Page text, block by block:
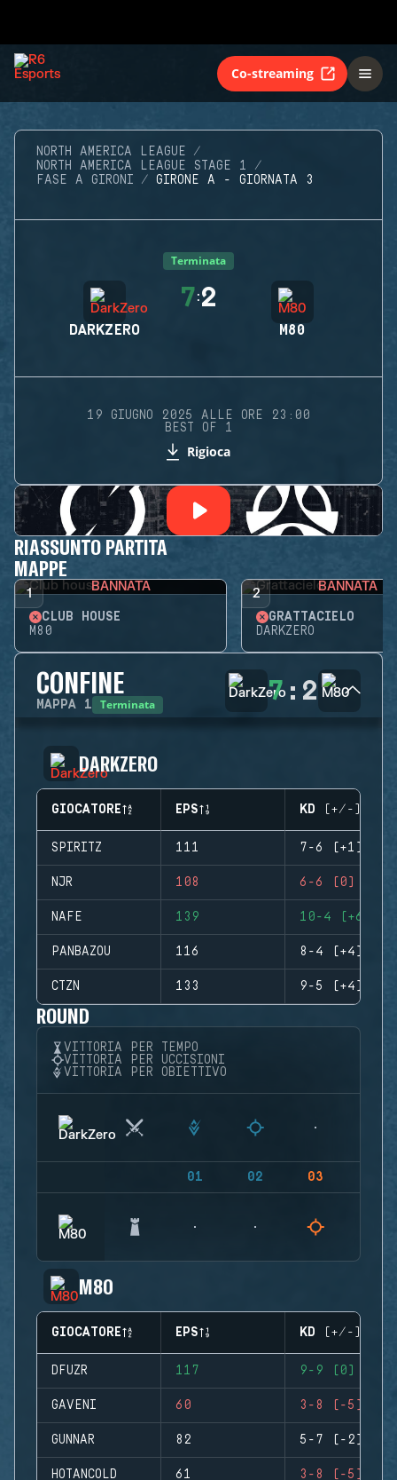
Co-streaming
NORTH AMERICA LEAGUE
NORTH AMERICA LEAGUE STAGE 1
FASE A GIRONI
GIRONE A - GIORNATA 3
Terminata
DARKZERO
7:2
M80
19 GIUGNO 2025 ALLE ORE 23:00
BEST OF 1
Rigioca
RIASSUNTO PARTITA
MAPPE
1 BANNATA
CLUB HOUSE
M80
2 BANNATA
GRATTACIELO
DARKZERO
CONFINE
MAPPA 1 Terminata 7: 2
DARKZERO
GIOCATORE EPS KD (+/-)
SPIRITZ 111 7-6 (+1)
NJR 108 6-6 (0)
NAFE 139 10-4 (+6)
PANBAZOU 116 8-4 (+4)
CTZN 133 9-5 (+4)
ROUND
VITTORIA PER TEMPO
VITTORIA PER UCCISIONI
VITTORIA PER OBIETTIVO
01 02 03
M80
GIOCATORE EPS KD (+/-)
DFUZR 117 9-9 (0)
GAVENI 60 3-8 (-5)
GUNNAR 82 5-7 (-2)
HOTANCOLD 61 3-8 (-5)